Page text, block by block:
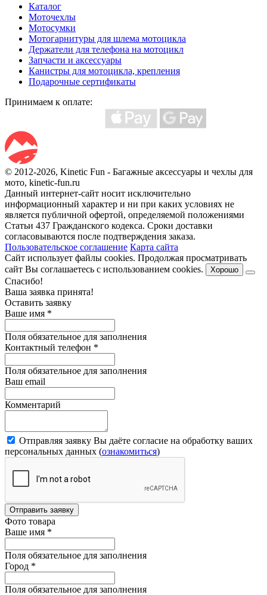
Каталог
Моточехлы
Мотосумки
Мотогарнитуры для шлема мотоцикла
Держатели для телефона на мотоцикл
Запчасти и аксессуары
Канистры для мотоцикла, крепления
Подарочные сертификаты
Принимаем к оплате:
© 2012-2026, Kinetic Fun - Багажные аксессуары и чехлы для
мото, kinetic-fun.ru
Данный интернет-сайт носит исключительно
информационный характер и ни при каких условиях не
является публичной офертой, определяемой положениями
Статьи 437 Гражданского кодекса. Сроки доставки
согласовываются после подтверждения заказа.
Пользовательское соглашение Карта сайта
Сайт использует файлы cookies. Продолжая просматривать
сайт Вы соглашаетесь с использованием cookies.
Хорошо
Спасибо!
Ваша заявка принята!
Оставить заявку
Ваше имя *
Поля обязательное для заполнения
Контактный телефон *
Поля обязательное для заполнения
Ваш email
Комментарий
Отправляя заявку Вы даёте согласие на обработку ваших
персональных данных (ознакомиться)
Отправить заявку
Фото товара
Ваше имя *
Поля обязательное для заполнения
Город *
Поля обязательное для заполнения